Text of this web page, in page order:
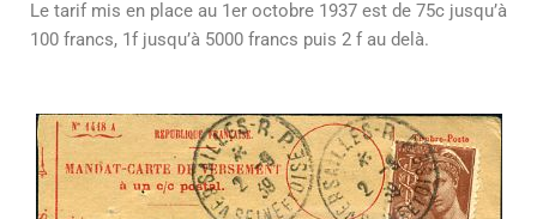
Le tarif mis en place au 1er octobre 1937 est de 75c jusqu’à
100 francs, 1f jusqu’à 5000 francs puis 2 f au delà.